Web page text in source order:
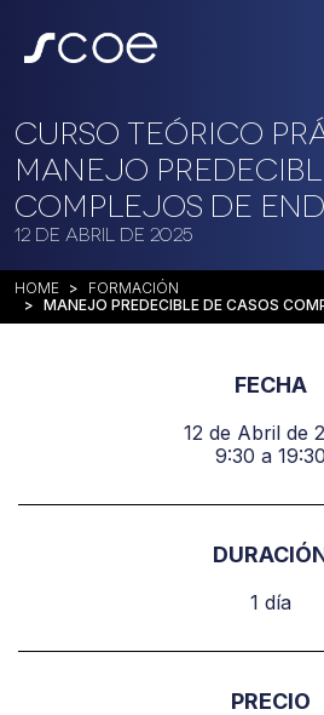
Curso Teórico
Manejo
Complejos de
12 de Abril de 2025
HOME
FORMACIÓN
MANEJO PREDECIBLE DE CASOS
FECHA
12 de Abril de
9:30 a 19:30
1 día
PRECIO